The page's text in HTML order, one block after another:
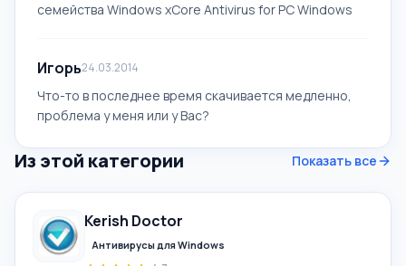
семейства Windows xCore Antivirus for PC Windows
Игорь24.03.2014
Что-то в последнее время скачивается медленно,
проблема у меня или у Вас?
Из этой категории Показать все
Kerish Doctor
Антивирусы для Windows